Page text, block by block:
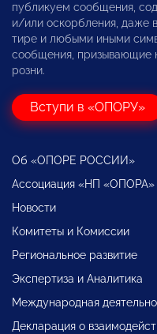
публикуем сообщения,
и/или оскорбления, даже
тире и любыми иными
сообщения, призывающие
розни.
Вступи в «ОПОРУ»
Об «ОПОРЕ РОССИИ»
Ассоциация «НП «ОПОРА»
Новости
Комитеты и Комиссии
Региональное развитие
Экспертиза и Аналитика
Международная
Декларация о